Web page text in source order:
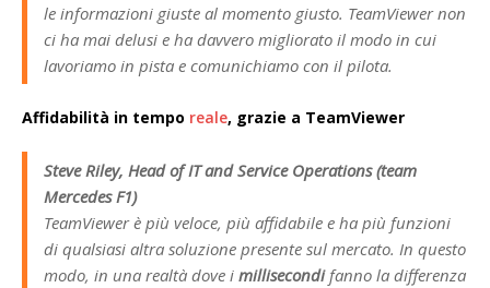
le informazioni giuste al momento giusto. TeamViewer non
ci ha mai delusi e ha davvero migliorato il modo in cui
lavoriamo in pista e comunichiamo con il pilota.
Affidabilità in tempo reale, grazie a TeamViewer
Steve Riley, Head of IT and Service Operations (team
Mercedes F1)
TeamViewer è più veloce, più affidabile e ha più funzioni
di qualsiasi altra soluzione presente sul mercato. In questo
modo, in una realtà dove i millisecondifanno la differenza